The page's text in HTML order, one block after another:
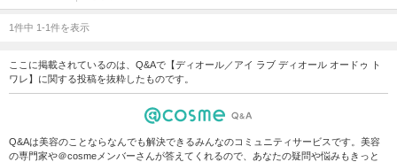
1件中 1-1件を表示
ここに掲載されているのは、Q&Aで【ディオール／アイ ラブ ディオール オードゥ ト
ワレ】に関する投稿を抜粋したものです。
Q&Aは美容のことならなんでも解決できるみんなのコミュニティサービスです。美容
の専門家や＠cosmeメンバーさんが答えてくれるので、あなたの疑問や悩みもきっと